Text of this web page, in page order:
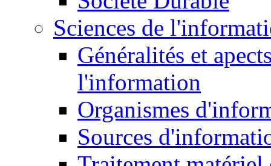
Sciences de
Généralités et
l'information
Organismes
Sources